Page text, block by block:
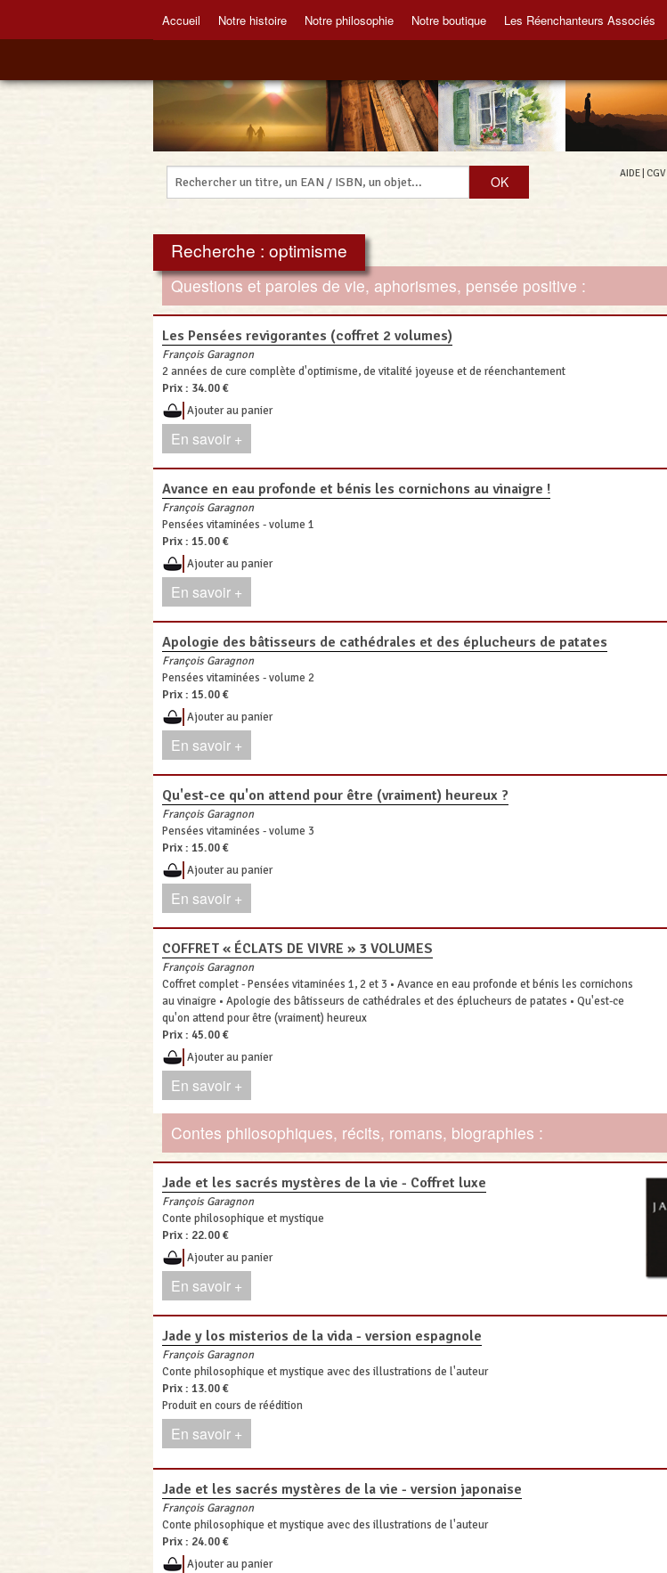
Accueil Notre histoire Notre philosophie Notre boutique Les Réenchanteurs Associés
AIDE CGV|
Recherche : optimisme
Questions et paroles de vie, aphorismes, pensée positive :
Les Pensées revigorantes (coffret 2 volumes)
François Garagnon
2 années de cure complète d'optimisme, de vitalité joyeuse et de réenchantement
Prix : 34.00 €
Ajouter au panier
En savoir +
Avance en eau profonde et bénis les cornichons au vinaigre !
François Garagnon
Pensées vitaminées - volume 1
Prix : 15.00 €
Ajouter au panier
En savoir +
Apologie des bâtisseurs de cathédrales et des éplucheurs de patates
François Garagnon
Pensées vitaminées - volume 2
Prix : 15.00 €
Ajouter au panier
En savoir +
Qu'est-ce qu'on attend pour être (vraiment) heureux ?
François Garagnon
Pensées vitaminées - volume 3
Prix : 15.00 €
Ajouter au panier
En savoir +
COFFRET « ÉCLATS DE VIVRE » 3 VOLUMES
François Garagnon
Coffret complet - Pensées vitaminées 1, 2 et 3 • Avance en eau profonde et bénis les cornichons
au vinaigre • Apologie des bâtisseurs de cathédrales et des éplucheurs de patates • Qu'est-ce
qu'on attend pour être (vraiment) heureux
Prix : 45.00 €
Ajouter au panier
En savoir +
Contes philosophiques, récits, romans, biographies :
Jade et les sacrés mystères de la vie - Coffret luxe
François Garagnon
Conte philosophique et mystique
Prix : 22.00 €
Ajouter au panier
En savoir +
Jade y los misterios de la vida - version espagnole
François Garagnon
Conte philosophique et mystique avec des illustrations de l'auteur
Prix : 13.00 €
Produit en cours de réédition
En savoir +
Jade et les sacrés mystères de la vie - version japonaise
François Garagnon
Conte philosophique et mystique avec des illustrations de l'auteur
Prix : 24.00 €
Ajouter au panier